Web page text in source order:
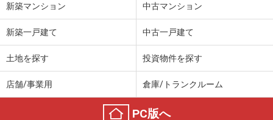
新築マンション 中古マンション
新築一戸建て 中古一戸建て
土地を探す 投資物件を探す
店舗/事業用 倉庫/トランクルーム
PC版へ